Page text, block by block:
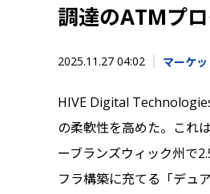
調達のATMプ
2025.11.27 04:02 マーケ
HIVE Digital
の柔軟性を高めた。これ
ーブランズウィック州で
フラ構築に充てる「デュ